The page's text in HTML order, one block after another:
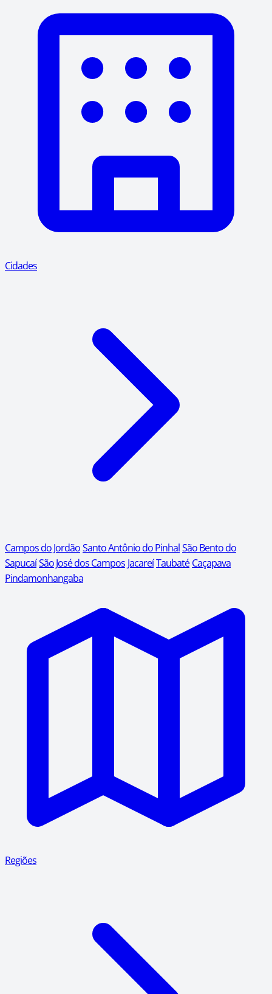
Cidades
Campos do JordãoSanto Antônio do PinhalSão Bento do
SapucaíSão José dos Campos JacareíTaubaté Caçapava
Pindamonhangaba
Regiões